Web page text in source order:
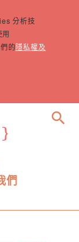
分析技
的隱私權及
們
search